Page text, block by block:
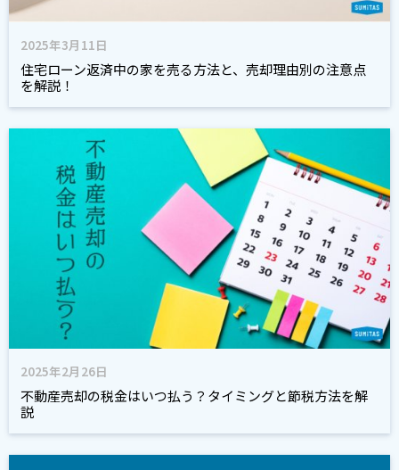
2025年3月11日
住宅ローン返済中の家を売る方法と、売却理由別の注意点
を解説！
2025年2月26日
不動産売却の税金はいつ払う？タイミングと節税方法を解
説